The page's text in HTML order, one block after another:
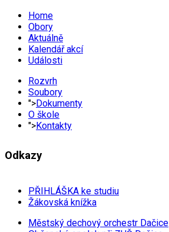
Home
Obory
Aktuálně
Kalendář akcí
Události
Rozvrh
Soubory
">Dokumenty
O škole
">Kontakty
Odkazy
PŘIHLÁŠKA ke studiu
Žákovská knížka
Městský dechový orchestr Dačice